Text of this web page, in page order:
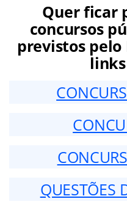
Quer ficar
concursos
previstos pelo
QUESTÕES